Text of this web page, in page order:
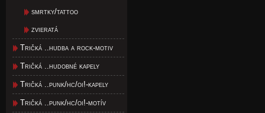
smrtky/tattoo
zvieratá
Tričká ..hudba a rock-motiv
Tričká ..hudobné kapely
Tričká ..punk/hc/oi!-kapely
Tričká ..punk/hc/oi!-motív